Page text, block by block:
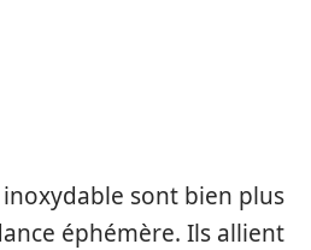
sont bien plus
éphémère. Ils allient